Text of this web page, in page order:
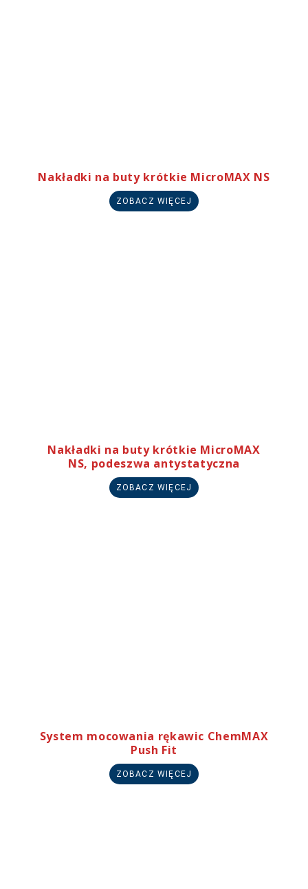
Nakładki na buty krótkie MicroMAX NS
ZOBACZ WIĘCEJ
Nakładki na buty krótkie MicroMAX
NS, podeszwa antystatyczna
ZOBACZ WIĘCEJ
System mocowania rękawic ChemMAX
Push Fit
ZOBACZ WIĘCEJ